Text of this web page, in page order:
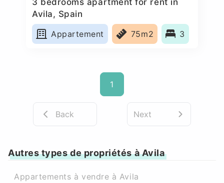
Avila, Spain
Appartement
75m2 3
1
Back Next
Autres types de propriétés à Avila
Appartements à vendre à Avila